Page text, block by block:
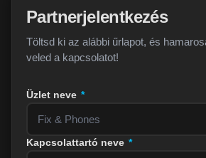
Partnerjelentkezés
Töltsd ki az alábbi űrlapot, és
veled a kapcsolatot!
Üzlet neve *
Kapcsolattartó neve *